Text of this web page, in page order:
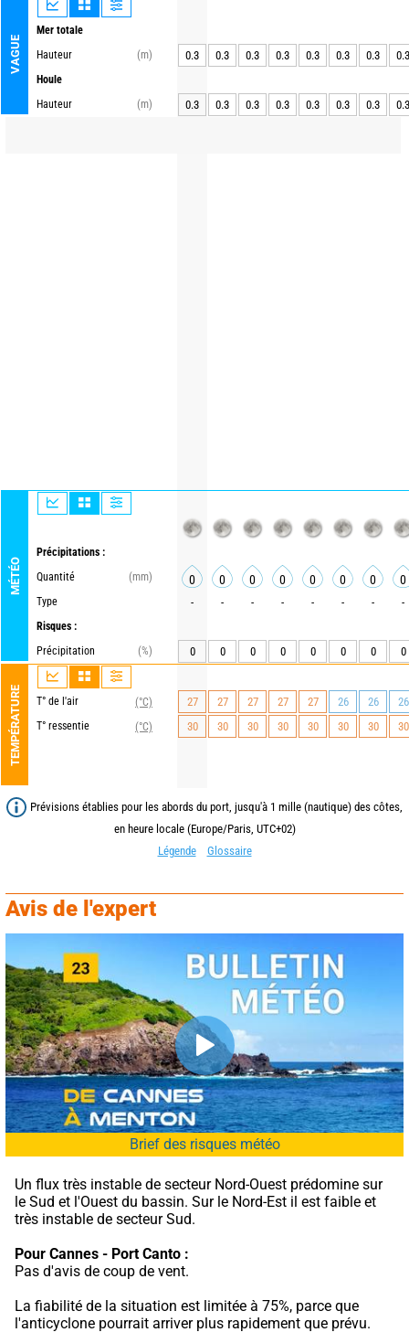
VAGUE
Mer totale
Hauteur
(m)
Houle
Hauteur
(m)
MÉTÉO
Précipitations :
Quantité
(mm)
Type
Risques :
Précipitation
(%)
TEMPÉRATURE T° de l'air
(°C)
T° ressentie
(°C)
0.3 0.3 0.3 0.3 0.3 0.3 0.3 0.3
0.3 0.3 0.3 0.3 0.3 0.3 0.3 0.3
0 0 0 0 0 0 0 0
- - - - - - - -
0 0 0 0 0 0 0 0
27 27 27 27 27 26 26
26
30
30 30 30 30 30 30 30
Prévisions établies pour les abords du port, jusqu'à 1 mille (nautique) des côtes,
en heure locale (Europe/Paris, UTC+02)
Légende
Glossaire
Avis de l'expert
Brief des risques météo
Un flux très instable de secteur Nord-Ouest prédomine sur
le Sud et l'Ouest du bassin. Sur le Nord-Est il est faible et
très instable de secteur Sud.
Pour Cannes - Port Canto :
Pas d'avis de coup de vent.
La fiabilité de la situation est limitée à 75%, parce que
l'anticyclone pourrait arriver plus rapidement que prévu.